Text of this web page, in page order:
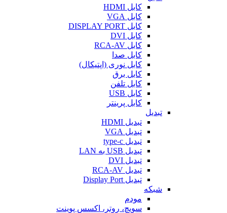
کابل HDMI
کابل VGA
کابل DISPLAY PORT
کابل DVI
کابل RCA-AV
کابل صدا
کابل نوری (اپتیکال)
کابل برق
کابل تلفن
کابل USB
کابل پرینتر
تبدیل
تبدیل HDMI
تبدیل VGA
تبدیل type-c
تبدیل USB به LAN
تبدیل DVI
تبدیل RCA-AV
تبدیل Display Port
شبکه
مودم
سویچ، روتر، اکسس پوینت